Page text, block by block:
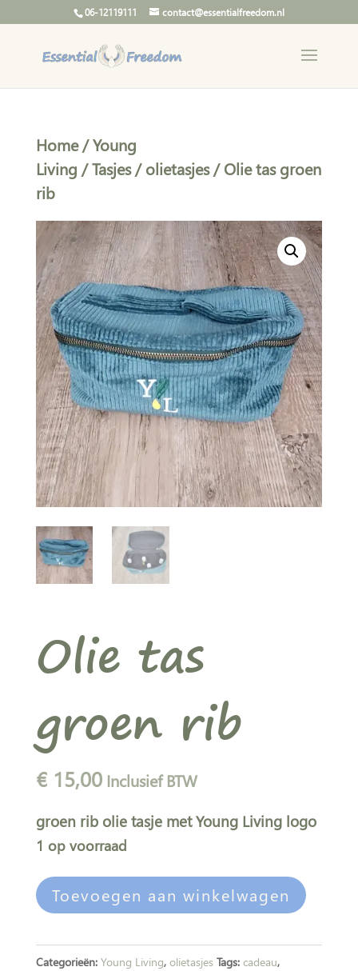
06-12119111 contact@essentialfreedom.nl
Home/Young
Living /Tasjes/olietasjes/ Olie tas groen
rib
Olie tas
groen rib
€15,00 Inclusief BTW
groen rib olie tasje met Young Living logo
1 op voorraad
Olie
tas
rib
Toevoegen aan winkelwagen
A
Categorieën: Young Living, olietasjes Tags: cadeau,